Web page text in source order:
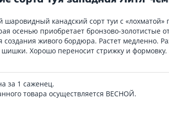
шаровидный канадский сорт туи с «лохматой»
осенью приобретает бронзово-золотистые
создания живого бордюра. Растет медленно.
шишки. Хорошо переносит стрижку и формовку.
за 1 саженец.
товара осуществляется ВЕСНОЙ.